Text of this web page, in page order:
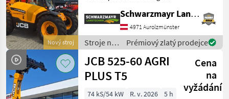
Nový stroj
Tonnen - mit Hubhöhe 6, 0
Meter - mit 4 Zylinder JCB
Dieselmax Common Rail
(bis 2000bar), Stufe
Schwarzmayr Landtechnik GmbH - Aurolzmünster
4971 Aurolzmünster
Stroje na
stavbu /
JCB
Prémiový zlatý prodejce
JCB 525-60 AGRI
PLUS T5
Cena
na
vyžádání
74 kS/54 kW R. v. 2026
5 h